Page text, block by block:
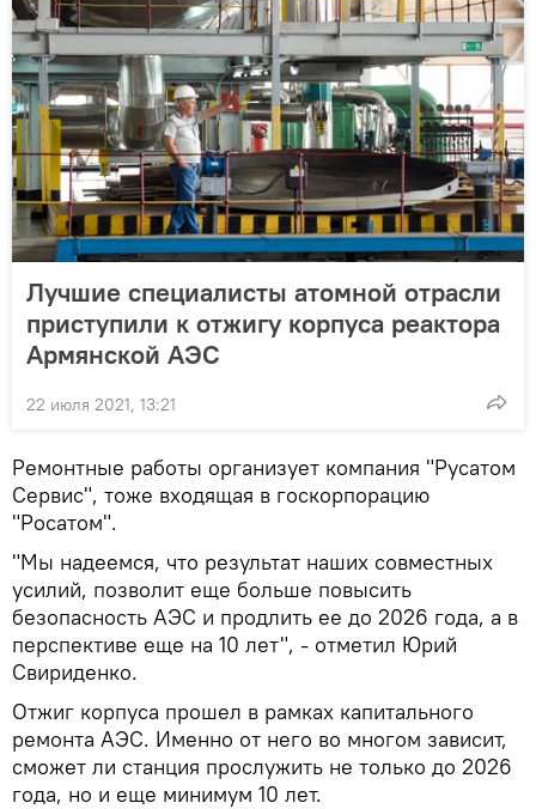
Лучшие специалисты атомной отрасли
приступили к отжигу корпуса реактора
Армянской АЭС
22 июля 2021, 13:21
Ремонтные работы организует компания "Русатом
Сервис", тоже входящая в госкорпорацию
"Росатом".
"Мы надеемся, что результат наших совместных
усилий, позволит еще больше повысить
безопасность АЭС и продлить ее до 2026 года, а в
перспективе еще на 10 лет", - отметил Юрий
Свириденко.
Отжиг корпуса прошел в рамках капитального
ремонта АЭС. Именно от него во многом зависит,
сможет ли станция прослужить не только до 2026
года, но и еще минимум 10 лет.